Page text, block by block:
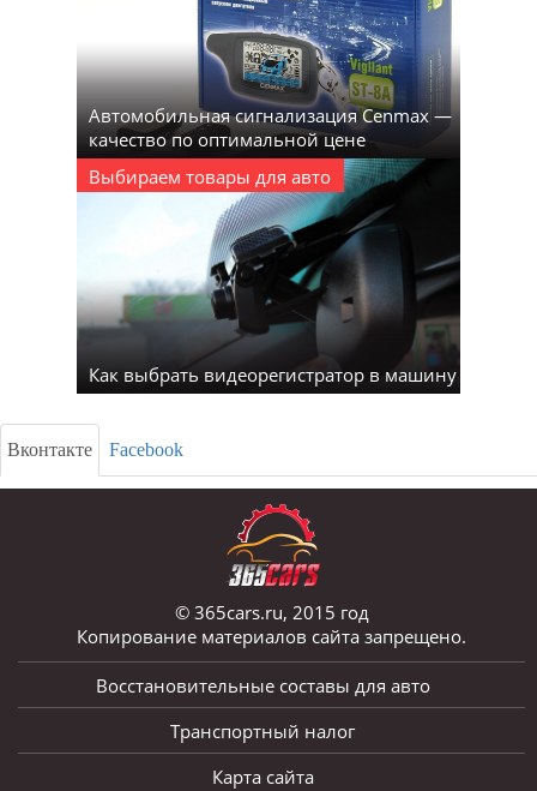
Автомобильная сигнализация Cenmax —
качество по оптимальной цене
Выбираем товары для авто
Как выбрать видеорегистратор в машину
Вконтакте Facebook
© 365cars.ru, 2015 год
Копирование материалов сайта запрещено.
Восстановительные составы для авто
Транспортный налог
Карта сайта